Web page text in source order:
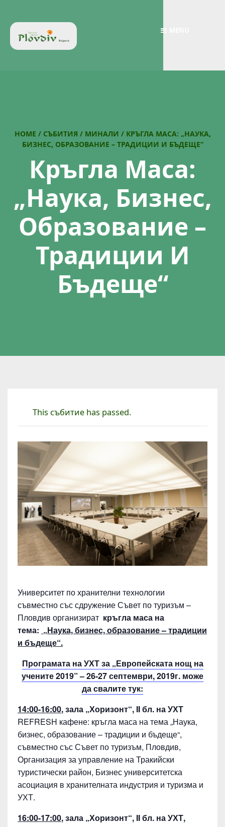
HOME / СЪБИТИЯ / МИНАЛИ / КРЪГЛА МАСА: „НАУКА,
БИЗНЕС, ОБРАЗОВАНИЕ – ТРАДИЦИИ И БЪДЕЩЕ“
Кръгла Маса:
„Наука, Бизнес,
Образование –
Традиции И
Бъдеще“
This събитие has passed.
К
Р
Ъ
Г
Л
А
М
А
С
А
:
„
Н
А
У
К
,
Б
И
З
Н
Е
С
,
Университет по хранителни технологии
съвместно със сдружение Съвет по туризъм –
Пловдив организират кръгла маса на
тема: „Наука, бизнес, образование – традиции
и бъдеще“.
Програмата на УХТ за „Европейската нощ на
учените 2019” – 26-27 септември, 2019г. може
да свалите тук:
14:00-16:00, зала „Хоризонт“, II бл. на УХТ
REFRESH кафене: кръгла маса на тема „Наука,
бизнес, образование – традиции и бъдеще“,
съвместно със Съвет по туризъм, Пловдив,
Организация за управление на Тракийски
туристически район, Бизнес университетска
асоциация в хранителната индустрия и туризма и
УХТ.
16:00-17:00, зала „Хоризонт“, II бл. на УХТ,